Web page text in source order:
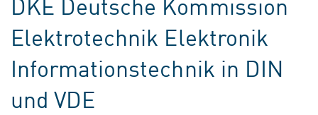
Elektrotechnik Elektronik
Informationstechnik in DIN
und VDE